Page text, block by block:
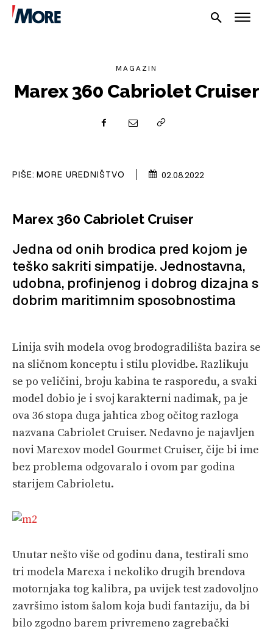
PLOVILA
SPIZA
VELIKE PRIČE
PRETPLATA
SHOP
MAGAZIN
Marex 360 Cabriolet Cruiser
PIŠE: MORE UREDNIŠTVO 02.08.2022
Marex 360 Cabriolet Cruiser
Jedna od onih brodica pred kojom je
teško sakriti simpatije. Jednostavna,
udobna, profinjenog i dobrog dizajna s
dobrim maritimnim sposobnostima
Linija svih modela ovog brodogradilišta bazira se
na sličnom konceptu i stilu plovidbe. Razlikuju
se po veličini, broju kabina te rasporedu, a svaki
model dobio je i svoj karakterni nadimak, pa je
ova 36 stopa duga jahtica zbog očitog razloga
nazvana Cabriolet Cruiser. Nedavno je najavljen
novi Marexov model Gourmet Cruiser, čije bi ime
bez problema odgovaralo i ovom par godina
starijem Cabrioletu.
Unutar nešto više od godinu dana, testirali smo
tri modela Marexa i nekoliko drugih brendova
motornjaka tog kalibra, pa uvijek test zadovoljno
završimo istom šalom koja budi fantaziju, da bi
bilo zgodno barem privremeno zagrebački